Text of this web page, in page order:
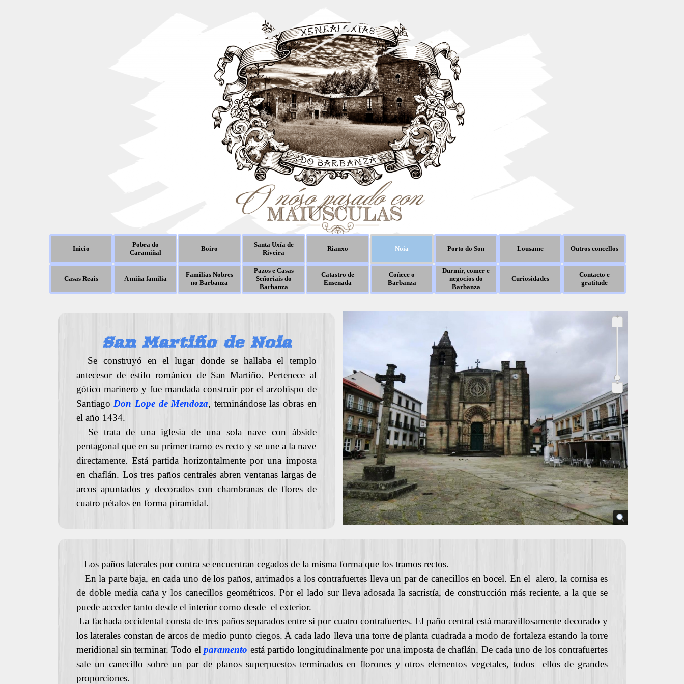
Inicio
Pobra do
Caramiñal
Boiro
Santa Uxía de
Riveira
Rianxo Noia Porto do Son Lousame Outros concellos
Casas Reais A miña familia
Familias Nobres
no Barbanza
Pazos e Casas
Señoriais do
Barbanza
Catastro de
Ensenada
Coñece o
Barbanza
Durmir, comer e
negocios do
Barbanza
Curiosidades
Contacto e
gratitude
San Martiño de Noia
Se construyó en el lugar donde se hallaba el templo
antecesor de estilo románico de San Martiño. Pertenece al
gótico marinero y fue mandada construir por el arzobispo de
Santiago Don Lope de Mendoza, terminándose las obras en
el año 1434.
Se trata de una iglesia de una sola nave con ábside
pentagonal que en su primer tramo es recto y se une a la nave
directamente. Está partida horizontalmente por una imposta
en chaflán. Los tres paños centrales abren ventanas largas de
arcos apuntados y decorados con chambranas de flores de
cuatro pétalos en forma piramidal.
+
-
Los paños laterales por contra se encuentran cegados de la misma forma que los tramos rectos.
En la parte baja, en cada uno de los paños, arrimados a los contrafuertes lleva un par de canecillos en bocel. En el alero, la cornisa es
de doble media caña y los canecillos geométricos. Por el lado sur lleva adosada la sacristía, de construcción más reciente, a la que se
puede acceder tanto desde el interior como desde el exterior.
La fachada occidental consta de tres paños separados entre si por cuatro contrafuertes. El paño central está maravillosamente decorado y
los laterales constan de arcos de medio punto ciegos. A cada lado lleva una torre de planta cuadrada a modo de fortaleza estando la torre
meridional sin terminar. Todo elparamento está partido longitudinalmente por una imposta de chaflán. De cada uno de los contrafuertes
sale un canecillo sobre un par de planos superpuestos terminados en florones y otros elementos vegetales, todos ellos de grandes
proporciones.